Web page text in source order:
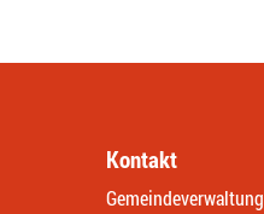
Kontakt
Gemeindeverwaltung